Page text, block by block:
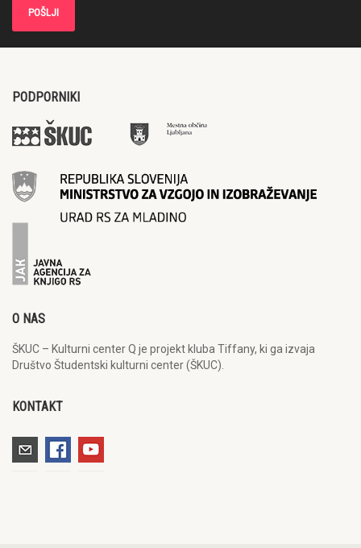
PODPORNIKI
O NAS
ŠKUC – Kulturni center Q je projekt kluba Tiffany, ki ga izvaja
Društvo Študentski kulturni center (ŠKUC).
KONTAKT